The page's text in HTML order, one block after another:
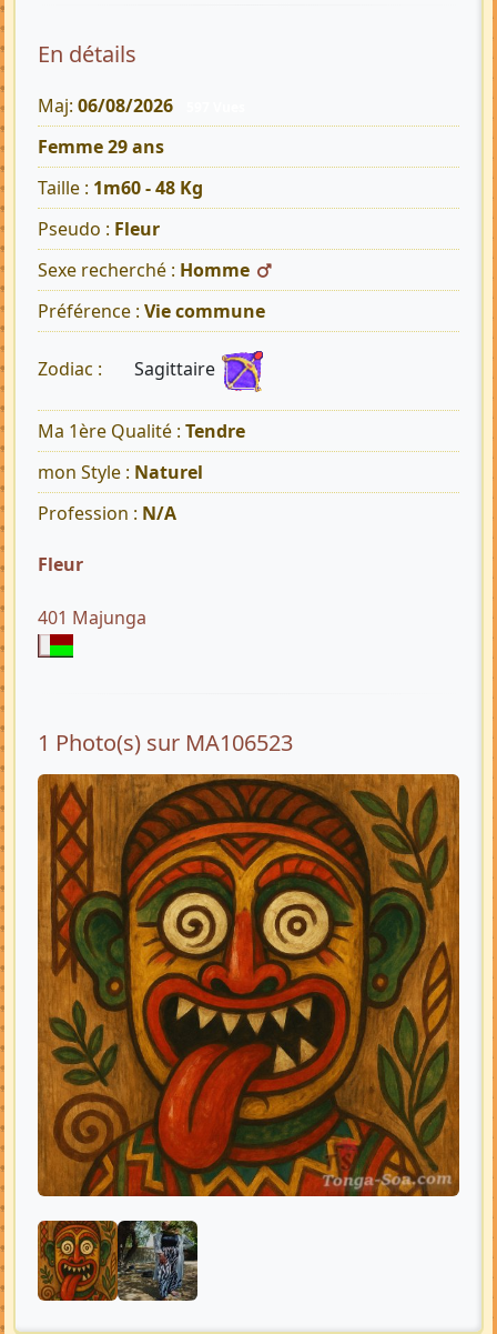
En détails
Maj: 06/08/2026
Femme 29 ans
Taille : 1m60 - 48 Kg
Pseudo : Fleur
Sexe recherché : Homme
Préférence : Vie commune
Zodiac : Sagittaire
Ma 1ère Qualité : Tendre
mon Style : Naturel
Profession : N/A
Fleur
401 Majunga
1 Photo(s) sur MA106523